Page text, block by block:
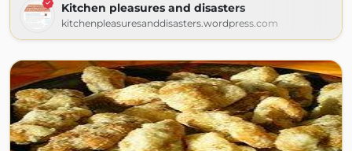
Kitchen pleasures and disasters
kitchenpleasuresanddisasters.wordpress.com